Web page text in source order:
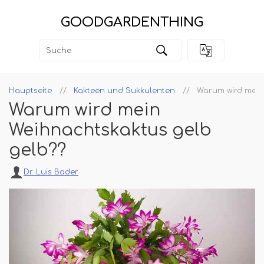
GOODGARDENTHING
Hauptseite Kakteen und Sukkulenten Warum wird
Warum wird mein
Weihnachtskaktus gelb
gelb??
Dr. Luis Bader